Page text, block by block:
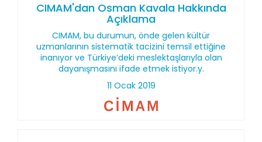
CIMAM'dan Osman Kavala Hakkında
Açıklama
CIMAM, bu durumun, önde gelen kültür
uzmanlarının sistematik tacizini temsil ettiğine
inanıyor ve Türkiye’deki meslektaşlarıyla olan
dayanışmasını ifade etmek istiyor.y.
11 Ocak 2019